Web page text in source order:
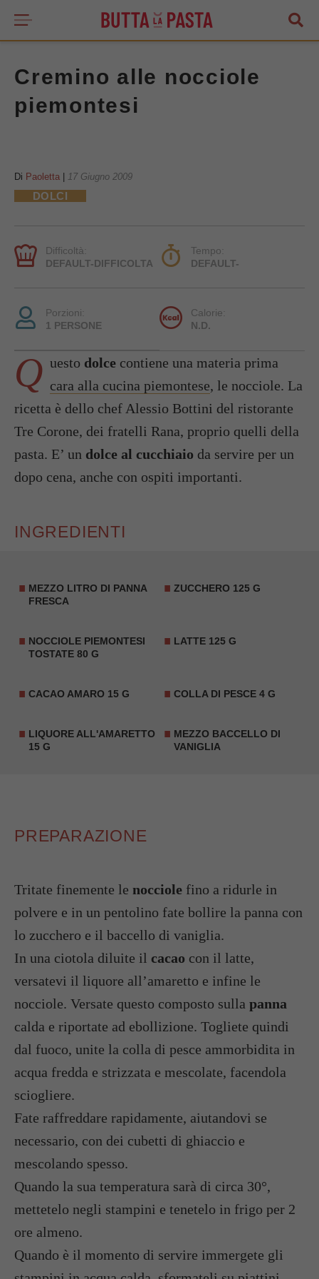
Cremino alle nocciole
piemontesi
Di Paoletta 17 Giugno 2009
DOLCI
Difficoltà:
DEFAULT-DIFFICOLTA
Tempo:
DEFAULT-
Porzioni:
1 PERSONE
Calorie:
N.D.
Q uesto dolce contiene una materia prima
cara alla cucina piemontese, le nocciole. La
ricetta è dello chef Alessio Bottini del ristorante
Tre Corone, dei fratelli Rana, proprio quelli della
pasta. E’ un dolce al cucchiaio da servire per un
dopo cena, anche con ospiti importanti.
INGREDIENTI
MEZZO LITRO DI PANNA
FRESCA
ZUCCHERO 125 G
NOCCIOLE PIEMONTESI
TOSTATE 80 G
LATTE 125 G
CACAO AMARO 15 G COLLA DI PESCE 4 G
LIQUORE ALL'AMARETTO
15 G
MEZZO BACCELLO DI
VANIGLIA
PREPARAZIONE
Tritate finemente le nocciole fino a ridurle in
polvere e in un pentolino fate bollire la panna con
lo zucchero e il baccello di vaniglia.
In una ciotola diluite il cacao con il latte,
versatevi il liquore all’amaretto e infine le
nocciole. Versate questo composto sulla panna
calda e riportate ad ebollizione. Togliete quindi
dal fuoco, unite la colla di pesce ammorbidita in
acqua fredda e strizzata e mescolate, facendola
sciogliere.
Fate raffreddare rapidamente, aiutandovi se
necessario, con dei cubetti di ghiaccio e
mescolando spesso.
Quando la sua temperatura sarà di circa 30°,
mettetelo negli stampini e tenetelo in frigo per 2
ore almeno.
Quando è il momento di servire immergete gli